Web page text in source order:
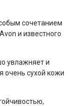
сочетанием
и известного
увлажняет и
очень сухой кожи